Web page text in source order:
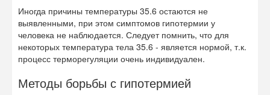
Иногда причины температуры 35.6 остаются не
выявленными, при этом симптомов гипотермии у
человека не наблюдается. Следует помнить, что для
некоторых температура тела 35.6 - является нормой, т.к.
процесс терморегуляции очень индивидуален.
Методы борьбы с гипотермией